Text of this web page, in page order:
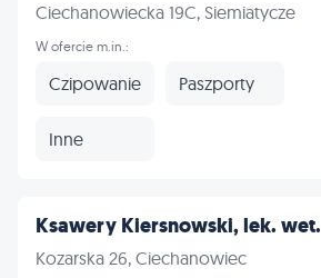
Ciechanowiecka 19C, Siemiatycze
W ofercie m.in.:
Czipowanie Paszporty
Inne
Ksawery Kiersnowski, lek. wet.
Kozarska 26, Ciechanowiec